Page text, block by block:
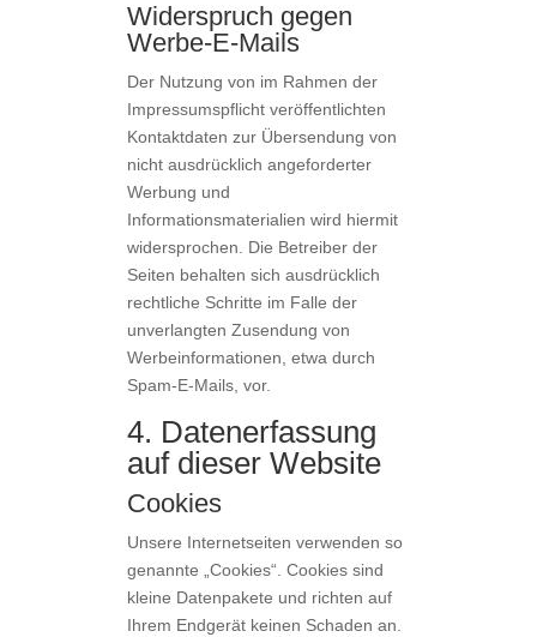
Widerspruch gegen
Werbe-E-Mails
Der Nutzung von im Rahmen der
Impressumspflicht veröffentlichten
Kontaktdaten zur Übersendung von
nicht ausdrücklich angeforderter
Werbung und
Informationsmaterialien wird hiermit
widersprochen. Die Betreiber der
Seiten behalten sich ausdrücklich
rechtliche Schritte im Falle der
unverlangten Zusendung von
Werbeinformationen, etwa durch
Spam-E-Mails, vor.
4. Datenerfassung
auf dieser Website
Cookies
Unsere Internetseiten verwenden so
genannte „Cookies“. Cookies sind
kleine Datenpakete und richten auf
Ihrem Endgerät keinen Schaden an.